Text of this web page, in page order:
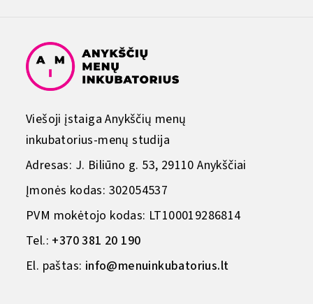
Viešoji įstaiga Anykščių menų
inkubatorius-menų studija
Adresas: J. Biliūno g. 53, 29110 Anykščiai
Įmonės kodas: 302054537
PVM mokėtojo kodas: LT100019286814
Tel.: +370 381 20 190
El. paštas: info@menuinkubatorius.lt